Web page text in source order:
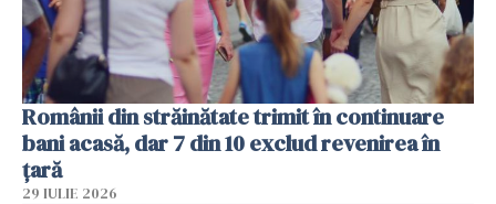
Românii din străinătate trimit în continuare
bani acasă, dar 7 din 10 exclud revenirea în
țară
29 IULIE 2026